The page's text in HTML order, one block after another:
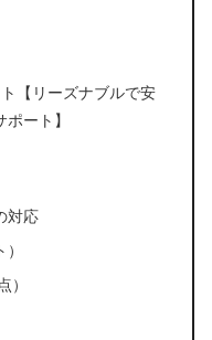
【リーズナブルで安
ート】
対応
）